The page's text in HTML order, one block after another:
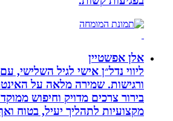
אלן אפשטיין
ליווי נדל״ן אישי לגיל השלישי, עם
ורגישות. שמירה מלאה על
בירור צרכים מדויק וחיפוש ממוקד תוך
מקצועיות לתהליך יעיל, בטוח ואף